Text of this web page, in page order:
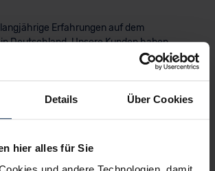
Details Über Cookies
hier alles für Sie
Erfahrungen auf dem
Deutschland. Unsere Kunden haben
zum Top-Rabatt erhalten und
Bewertungen an: